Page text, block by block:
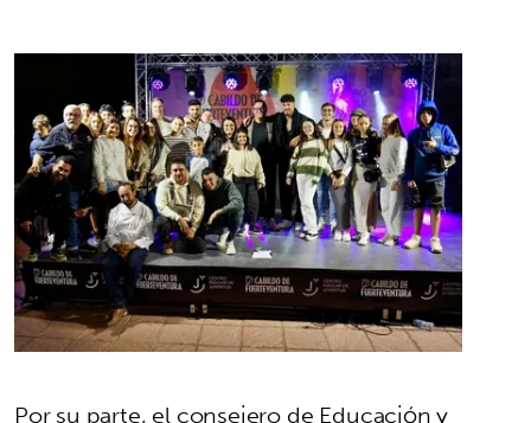
Por su parte, el consejero de Educación y